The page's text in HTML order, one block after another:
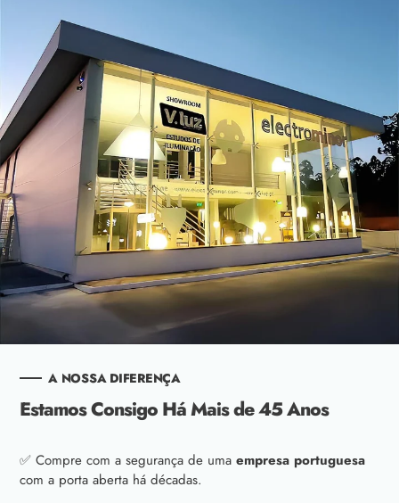
A NOSSA DIFERENÇA
Estamos Consigo Há Mais de 45 Anos
✅ Compre com a segurança de uma empresa portuguesa
com a porta aberta há décadas.